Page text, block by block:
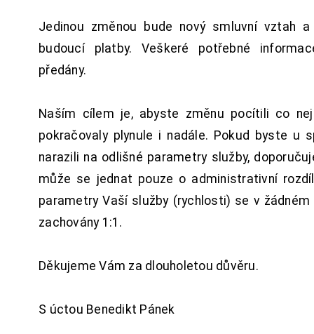
Jedinou změnou bude nový smluvní vztah
budoucí platby. Veškeré potřebné
předány.
Naším cílem je, abyste změnu pocítili co
pokračovaly plynule i nadále. Pokud byste u
narazili na odlišné parametry služby,
může se jednat pouze o administrativní
parametry Vaší služby (rychlosti) se v
zachovány 1:1.
Děkujeme Vám za dlouholetou důvěru.
S úctou Benedikt Pánek